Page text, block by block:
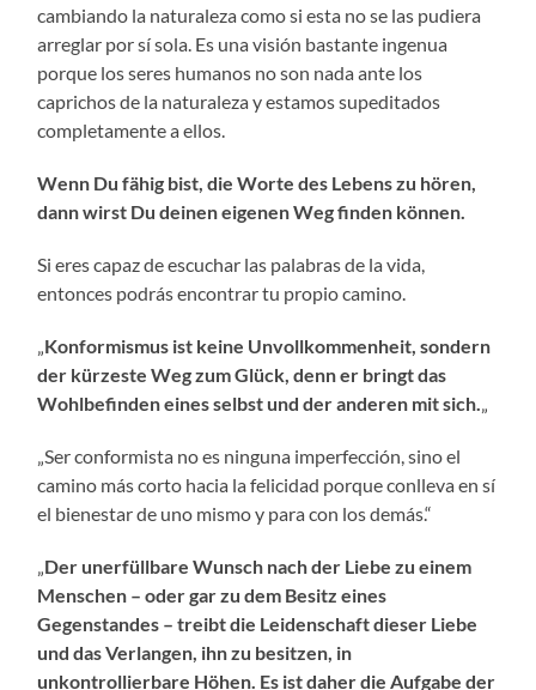
cambiando la naturaleza como si esta no se las pudiera
arreglar por sí sola. Es una visión bastante ingenua
porque los seres humanos no son nada ante los
caprichos de la naturaleza y estamos supeditados
completamente a ellos.
Wenn Du fähig bist, die Worte des Lebens zu hören,
dann wirst Du deinen eigenen Weg finden können.
Si eres capaz de escuchar las palabras de la vida,
entonces podrás encontrar tu propio camino.
„Konformismus ist keine Unvollkommenheit, sondern
der kürzeste Weg zum Glück, denn er bringt das
Wohlbefinden eines selbst und der anderen mit sich.„
„Ser conformista no es ninguna imperfección, sino el
camino más corto hacia la felicidad porque conlleva en sí
el bienestar de uno mismo y para con los demás.“
„Der unerfüllbare Wunsch nach der Liebe zu einem
Menschen – oder gar zu dem Besitz eines
Gegenstandes – treibt die Leidenschaft dieser Liebe
und das Verlangen, ihn zu besitzen, in
unkontrollierbare Höhen. Es ist daher die Aufgabe der